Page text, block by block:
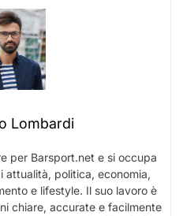
Lombardi
per Barsport.net e si occupa
politica, economia,
e lifestyle. Il suo lavoro è
chiare, accurate e facilmente